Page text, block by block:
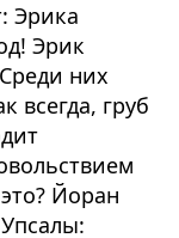
Эрика
Эрик
них
всегда, груб
Йоран